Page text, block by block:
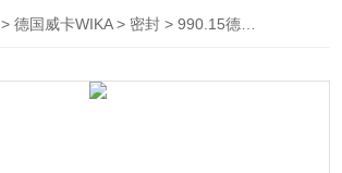
>德国威卡WIKA> 密封 > 990.15德国威卡WIKA法兰连接式隔膜密封